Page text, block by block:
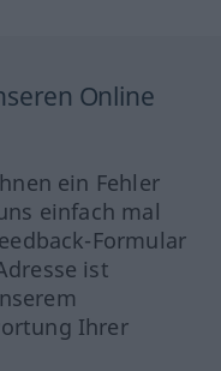
Online
ein Fehler
einfach mal
Formular
ist
Ihrer